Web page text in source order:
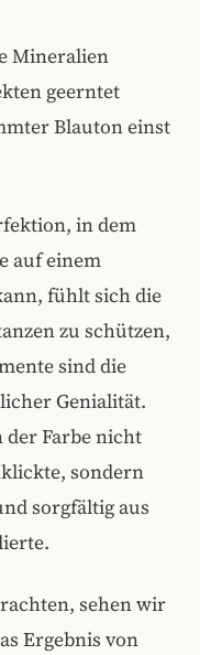
Mineralien
geerntet
Blauton einst
in dem
auf einem
fühlt sich die
zu schützen,
sind die
Genialität.
der Farbe nicht
sondern
sorgfältig aus
sehen wir
Ergebnis von